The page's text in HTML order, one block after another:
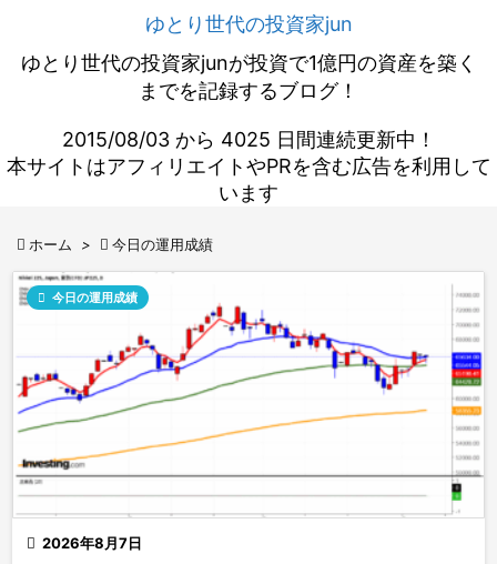
ゆとり世代の投資家jun
ゆとり世代の投資家junが投資で1億円の資産を築く
までを記録するブログ！
2015/08/03 から 4025 日間連続更新中！
本サイトはアフィリエイトやPRを含む広告を利用して
います
 ホーム >  今日の運用成績
 2026年8月7日
 今日の運用成績